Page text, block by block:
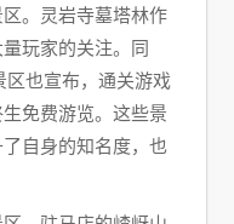
。灵岩寺墓塔林作
玩家的关注。同
区也宣布，通关游戏
免费游览。这些景
自身的知名度，也